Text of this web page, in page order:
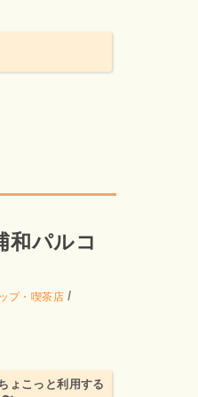
和パルコ
プ・喫茶店/
ょこっと利用する